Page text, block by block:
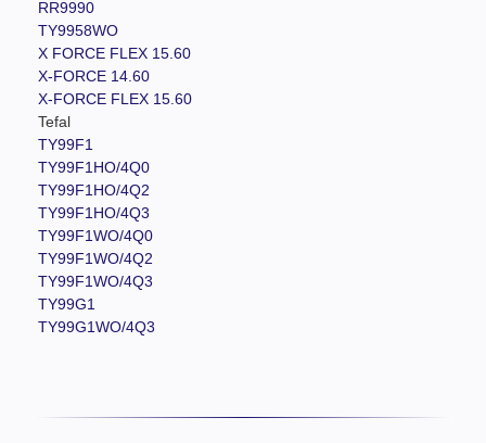
RR9990
TY9958WO
X FORCE FLEX 15.60
X-FORCE 14.60
X-FORCE FLEX 15.60
Tefal
TY99F1
TY99F1HO/4Q0
TY99F1HO/4Q2
TY99F1HO/4Q3
TY99F1WO/4Q0
TY99F1WO/4Q2
TY99F1WO/4Q3
TY99G1
TY99G1WO/4Q3